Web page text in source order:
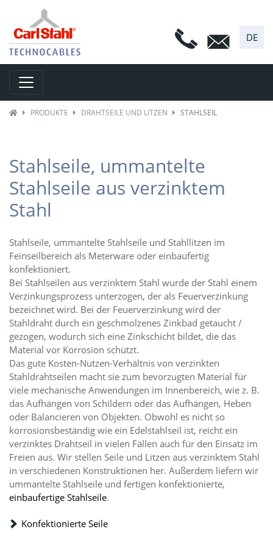
DE
Toggle navigation
PRODUKTE DRAHTSEILE UND LITZEN STAHLSEIL
Stahlseile, ummantelte
Stahlseile aus verzinktem
Stahl
Stahlseile, ummantelte Stahlseile und Stahllitzen im
Feinseilbereich als Meterware oder einbaufertig
konfektioniert.
Bei Stahlseilen aus verzinktem Stahl wurde der Stahl einem
Verzinkungsprozess unterzogen, der als Feuerverzinkung
bezeichnet wird. Bei der Feuerverzinkung wird der
Stahldraht durch ein geschmolzenes Zinkbad getaucht /
gezogen, wodurch sich eine Zinkschicht bildet, die das
Material vor Korrosion schützt.
Das gute Kosten-Nutzen-Verhältnis von verzinkten
Stahldrahtseilen macht sie zum bevorzugten Material für
viele mechanische Anwendungen im Innenbereich, wie z. B.
das Aufhängen von Schildern oder das Aufhängen, Heben
oder Balancieren von Objekten. Obwohl es nicht so
korrosionsbeständig wie ein Edelstahlseil ist, reicht ein
verzinktes Drahtseil in vielen Fällen auch für den Einsatz im
Freien aus. Wir stellen Seile und Litzen aus verzinktem Stahl
in verschiedenen Konstruktionen her. Außerdem liefern wir
ummantelte Stahlseile und fertigen konfektionierte,
einbaufertige Stahlseile.
Konfektionierte Seile